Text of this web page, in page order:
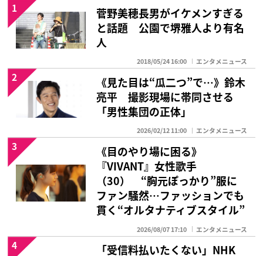
菅野美穂長男がイケメンすぎる
と話題 公園で堺雅人より有名
人
2018/05/24 16:00 エンタメニュース
1
《見た目は“瓜二つ”で…》鈴木
亮平 撮影現場に帯同させる
「男性集団の正体」
2026/02/12 11:00 エンタメニュース
2
《目のやり場に困る》
『VIVANT』女性歌手
（30） “胸元ぽっかり”服に
ファン騒然…ファッションでも
貫く“オルタナティブスタイル”
2026/08/07 17:10 エンタメニュース
3
「受信料払いたくない」NHK
4